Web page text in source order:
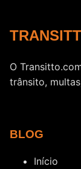
O
trânsito,
BLOG
Início